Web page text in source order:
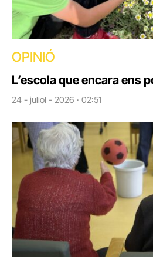
OPINIÓ
L’escola que encara ens
24 - juliol - 2026 · 02:51